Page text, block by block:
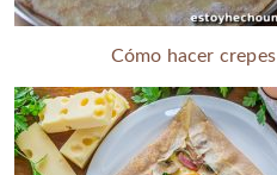
Cómo hacer crepes